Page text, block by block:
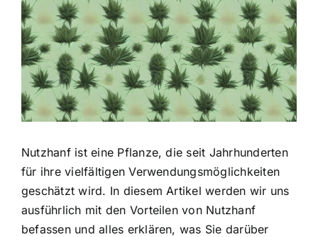
Nutzhanf ist eine Pflanze, die seit Jahrhunderten
für ihrevielfältigen Verwendungsmöglichkeiten
geschätzt wird. In diesem Artikel werden wir uns
ausführlich mit den Vorteilen von Nutzhanf
befassen und alles erklären, was Sie darüber